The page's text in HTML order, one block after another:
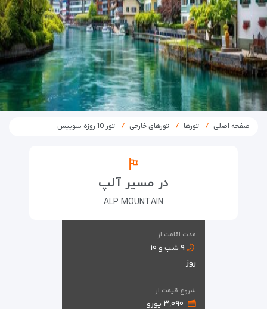
صفحه اصلی تورها تورهای خارجی تور 10 روزه سوییس
در مسیر آلپ
ALP MOUNTAIN
مدت اقامت از
۹ شب و ۱۰
روز
شروع قیمت از
۳,۰۹۰ یورو